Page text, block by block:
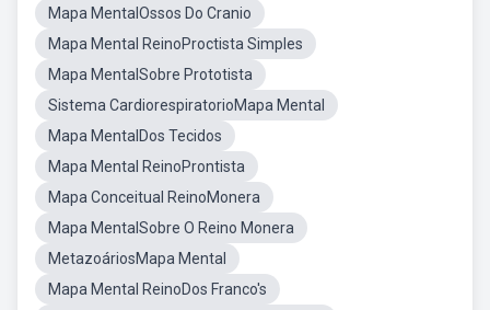
Mapa MentalOssos Do Cranio
Mapa Mental ReinoProctista Simples
Mapa MentalSobre Prototista
Sistema CardiorespiratorioMapa Mental
Mapa MentalDos Tecidos
Mapa Mental ReinoProntista
Mapa Conceitual ReinoMonera
Mapa MentalSobre O Reino Monera
MetazoáriosMapa Mental
Mapa Mental ReinoDos Franco's